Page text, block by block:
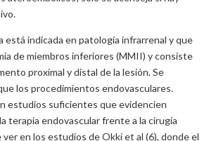
está indicada en patología infrarrenal y que
de miembros inferiores (MMII) y consiste
proximal y distal de la lesión. Se
los procedimientos endovasculares.
estudios suficientes que evidencien
terapia endovascular frente a la cirugía
en los estudios de Okki et al (6), donde el